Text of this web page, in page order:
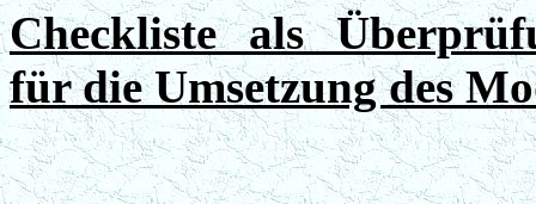
Checkliste als
für die Umsetzung des